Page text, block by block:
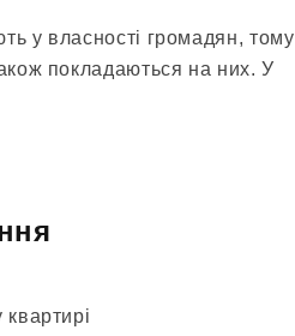
у власності громадян, тому
покладаються на них. У
квартирі